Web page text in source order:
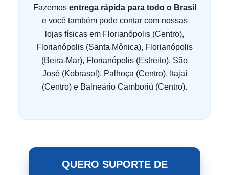
Fazemos entrega rápida para todo o Brasil
e você também pode contar com nossas
lojas físicas em Florianópolis (Centro),
Florianópolis (Santa Mônica), Florianópolis
(Beira-Mar), Florianópolis (Estreito), São
José (Kobrasol), Palhoça (Centro), Itajaí
(Centro) e Balneário Camboriú (Centro).
QUERO SUPORTE DE